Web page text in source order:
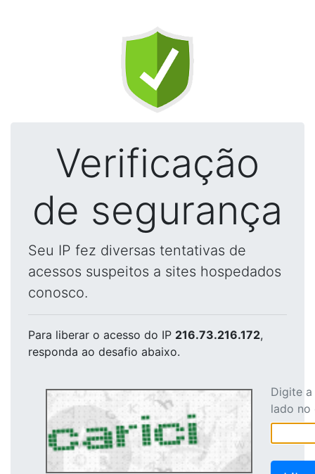
Verificação
de segurança
Seu IP fez diversas tentativas de
acessos suspeitos a sites hospedados
conosco.
Para liberar o acesso do IP 216.73.216.172,
responda ao desafio abaixo.
Digite
lado no